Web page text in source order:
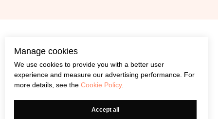
Manage cookies
We use cookies to provide you with a better user
experience and measure our advertising performance. For
more details, see the Cookie Policy.
Accept all
Como funciona?
Adicione um questionário à sua página de